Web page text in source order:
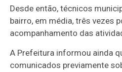
Desde então, técnicos
bairro, em média, três vezes
acompanhamento das
A Prefeitura informou ainda
comunicados previamente